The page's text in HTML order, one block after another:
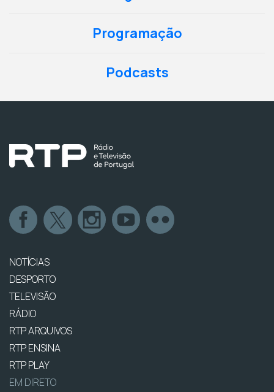
Programação
Podcasts
NOTÍCIAS
DESPORTO
TELEVISÃO
RÁDIO
RTP ARQUIVOS
RTP ENSINA
RTP PLAY
EM DIRETO